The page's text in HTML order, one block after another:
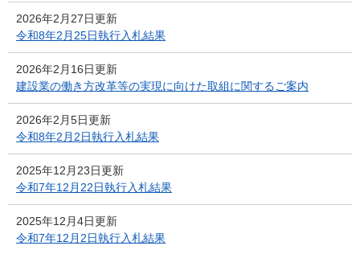
2026年2月27日更新
令和8年2月25日執行入札結果
2026年2月16日更新
建設業の働き方改革等の実現に向けた取組に関するご案内
2026年2月5日更新
令和8年2月2日執行入札結果
2025年12月23日更新
令和7年12月22日執行入札結果
2025年12月4日更新
令和7年12月2日執行入札結果